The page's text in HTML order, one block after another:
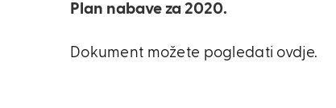
Plan nabave za 2020.
Dokument možete pogledati ovdje.